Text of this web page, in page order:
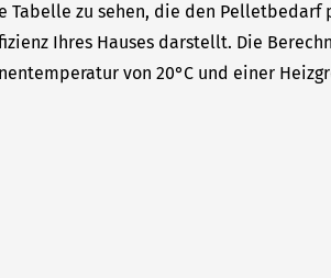
Tabelle zu sehen, die den Pelletbedarf
Ihres Hauses darstellt. Die
von 20°C und einer